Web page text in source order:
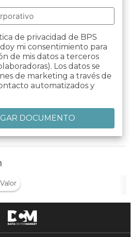
de privacidad de BPS
mi consentimiento para
de mis datos a terceros
Los datos se
de marketing a través de
automatizados y